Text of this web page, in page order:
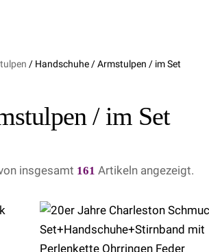
/ Handschuhe / Armstulpen / im Set
/ im Set
insgesamt 161 Artikeln angezeigt.